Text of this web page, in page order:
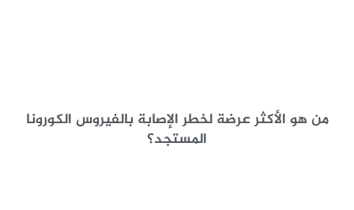
من هو الأكثر عرضة لخطر الإصابة بالفيروس الكورونا
المستجد؟